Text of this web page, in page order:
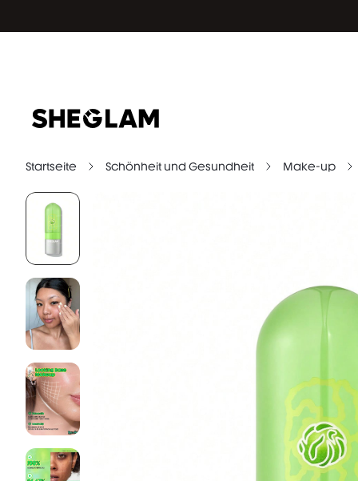
Startseite Schönheit und Gesundheit Make-up